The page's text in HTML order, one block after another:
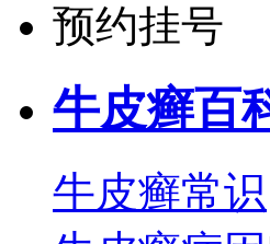
预约挂号
牛皮癣百
牛皮癣常识